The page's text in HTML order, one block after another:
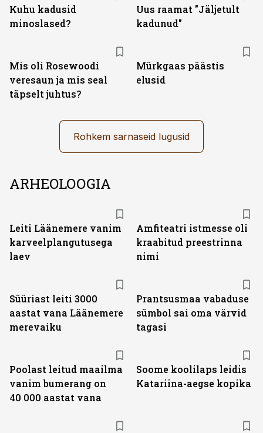
Kuhu kadusid
minoslased?
Uus raamat "Jäljetult
kadunud"
Mis oli Rosewoodi
veresaun ja mis seal
täpselt juhtus?
Mürkgaas päästis
elusid
Rohkem sarnaseid lugusid
ARHEOLOOGIA
Leiti Läänemere vanim
karveelplangutusega
laev
Amfiteatri istmesse oli
kraabitud preestrinna
nimi
Süüriast leiti 3000
aastat vana Läänemere
merevaiku
Prantsusmaa vabaduse
sümbol sai oma värvid
tagasi
Poolast leitud maailma
vanim bumerang on
40 000 aastat vana
Soome koolilaps leidis
Katariina-aegse kopika